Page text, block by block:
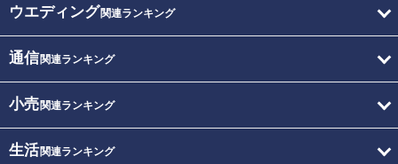
ウエディング関連ランキング
通信関連ランキング
小売関連ランキング
生活関連ランキング